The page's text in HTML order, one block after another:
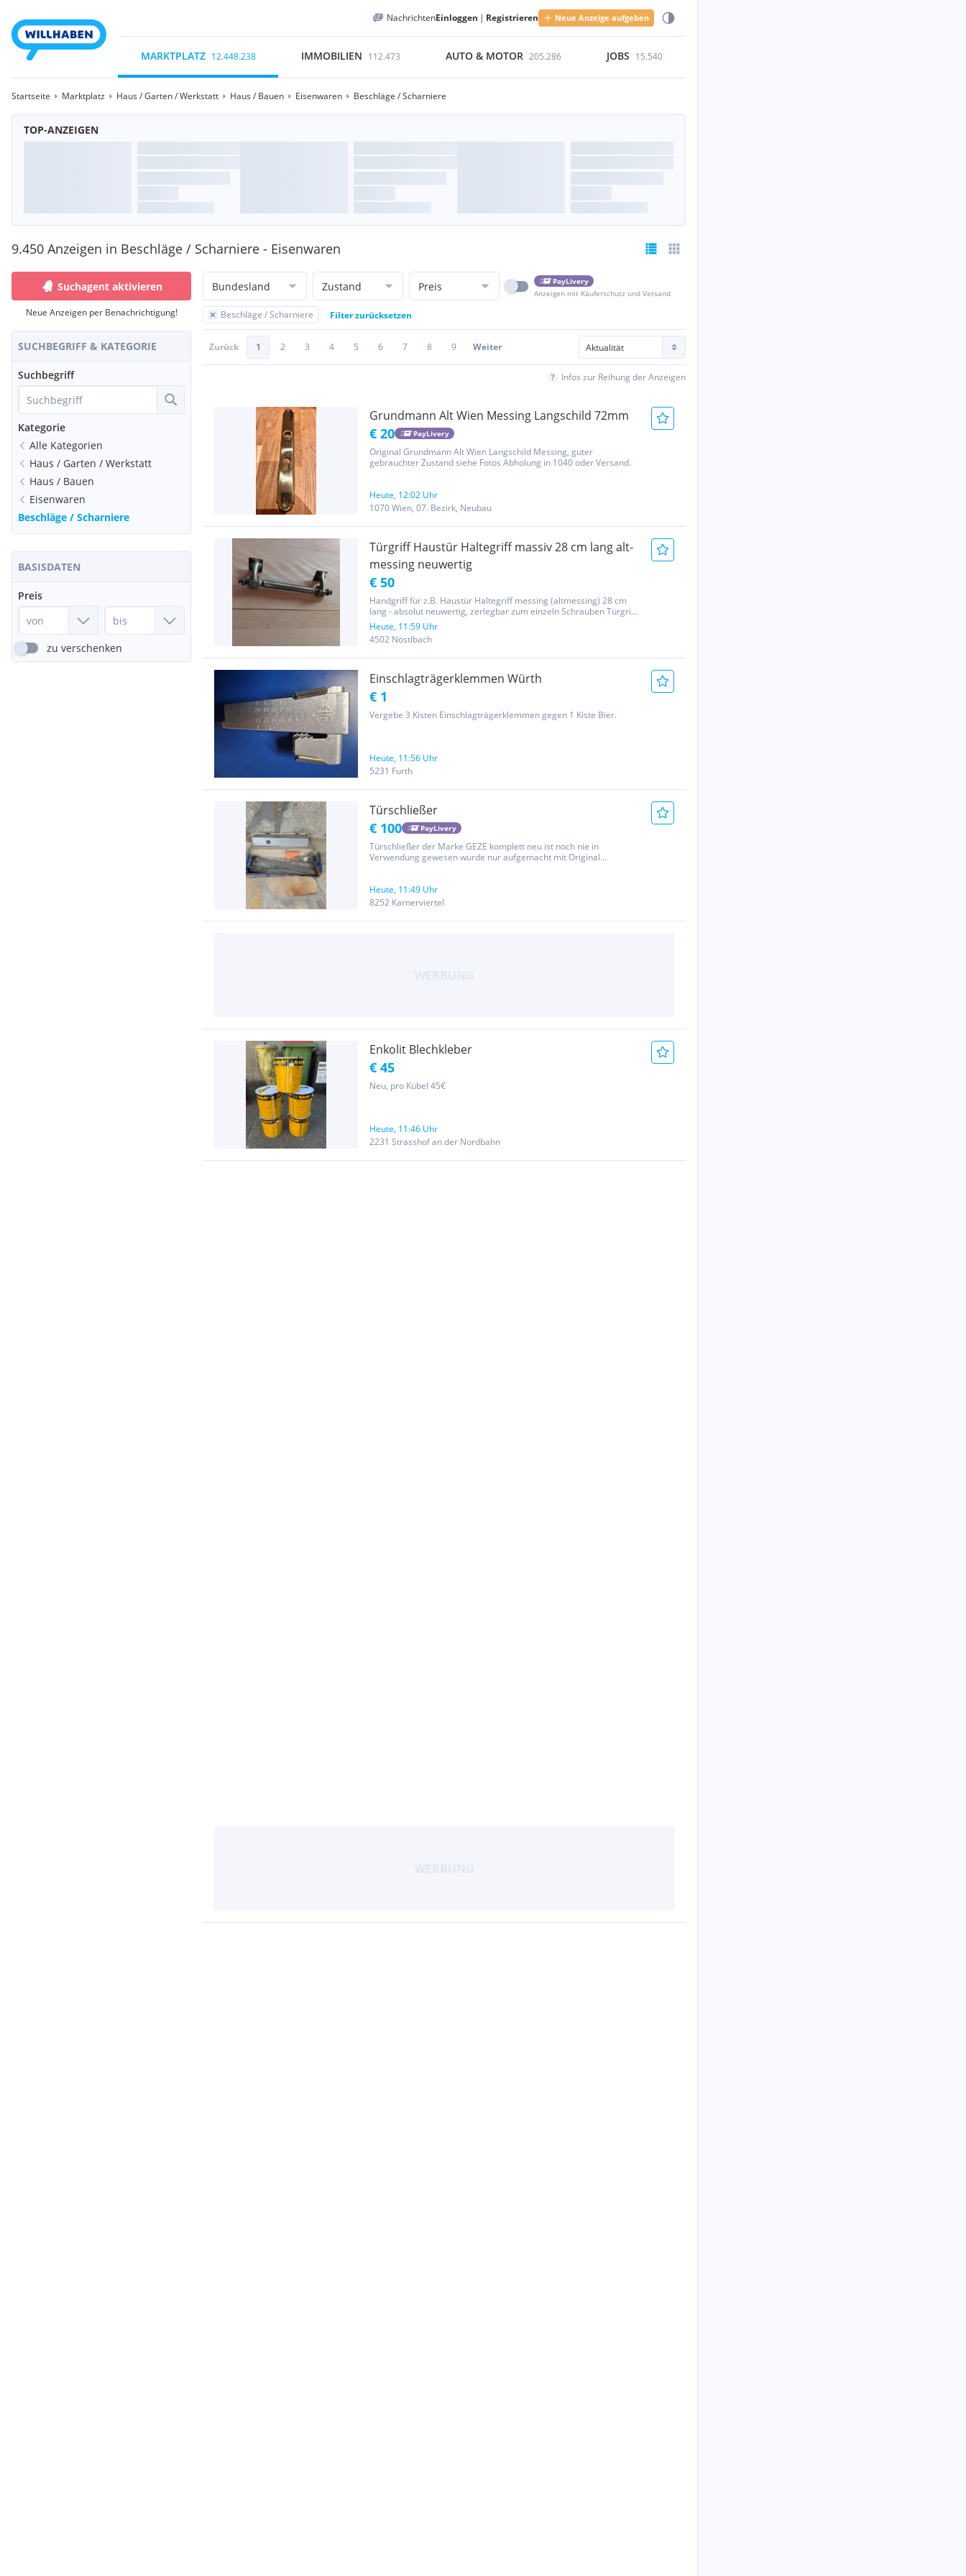
NachrichtenEinloggen | Registrieren Neue Anzeige aufgeben
MARKTPLATZ 12.448.238 IMMOBILIEN 112.473 AUTO & MOTOR 205.286 JOBS 15.540
Startseite Marktplatz Haus / Garten / Werkstatt Haus / Bauen Eisenwaren Beschläge / Scharniere
TOP-ANZEIGEN
9.450 Anzeigen in Beschläge / Scharniere - Eisenwaren
Suchagent aktivieren
Neue Anzeigen per Benachrichtigung!
SUCHBEGRIFF & KATEGORIE
Suchbegriff
Kategorie
Alle Kategorien
Haus / Garten / Werkstatt
Haus / Bauen
Eisenwaren
Beschläge / Scharniere
BASISDATEN
Preis
zu verschenken
Bundesland Zustand Preis
PayLivery
Anzeigen mit Käuferschutz und Versand
Beschläge / Scharniere Filter zurücksetzen
Zurück 1 2 3 4 5 6 7 8 9 Weiter
Infos zur Reihung der Anzeigen
Grundmann Alt Wien Messing Langschild 72mm
€ 20 PayLivery
Original Grundmann Alt Wien Langschild Messing, guter
gebrauchter Zustand siehe Fotos Abholung in 1040 oder Versand.
Heute, 12:02 Uhr
1070 Wien, 07. Bezirk, Neubau
Türgriff Haustür Haltegriff massiv 28 cm lang alt-
messing neuwertig
€ 50
Handgriff für z.B. Haustür Haltegriff messing (altmessing) 28 cm
lang - absolut neuwertig, zerlegbar zum einzeln Schrauben Türgriff
abzuholen in 4502 Nähe Haid/Ansfelden oder in 4661 Nähe
Steyrermühl oder Übergabe in Linz am Bahnhof nach...
Heute, 11:59 Uhr
4502 Nöstlbach
Einschlagträgerklemmen Würth
€ 1
Vergebe 3 Kisten Einschlagträgerklemmen gegen 1 Kiste Bier.
Heute, 11:56 Uhr
5231 Furth
Türschließer
€ 100 PayLivery
Türschließer der Marke GEZE komplett neu ist noch nie in
Verwendung gewesen wurde nur aufgemacht mit Original
Heute, 11:49 Uhr
8252 Karnerviertel
Enkolit Blechkleber
€ 45
Neu, pro Kübel 45€
Heute, 11:46 Uhr
2231 Strasshof an der Nordbahn